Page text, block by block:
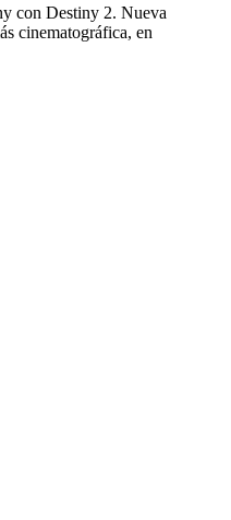
con Destiny 2. Nueva
cinematográfica, en